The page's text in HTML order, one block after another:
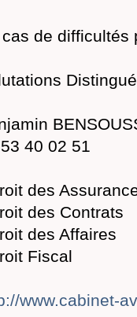
cas de difficultés
40 02 51
des
des Contrats
des Affaires
Fiscal
www.cabinet-